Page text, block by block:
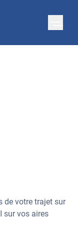
de votre trajet sur
sur vos aires